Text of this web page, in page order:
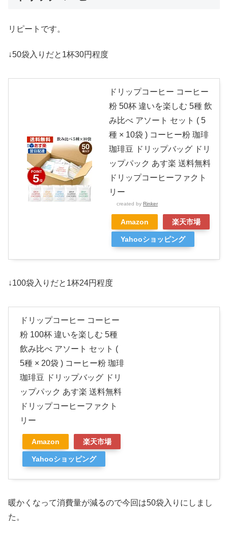
リピートです。
↓50袋入りだと1杯30円程度
ドリップコーヒー コーヒー
粉 50杯 違いを楽しむ 5種 飲
み比べ アソート セット ( 5
種 × 10袋 ) コーヒー粉 珈琲
珈琲豆 ドリップバッグ ドリ
ップパック あす楽 送料無料
ドリップコーヒーファクト
リー
created by Rinker
Amazon 楽天市場
Yahooショッピング
↓100袋入りだと1杯24円程度
ドリップコーヒー コーヒー
粉 100杯 違いを楽しむ 5種
飲み比べ アソート セット (
5種 × 20袋 ) コーヒー粉 珈琲
珈琲豆 ドリップバッグ ドリ
ップパック あす楽 送料無料
ドリップコーヒーファクト
リー
Amazon 楽天市場
Yahooショッピング
暖かくなって消費量が減るので今回は50袋入りにしまし
た。